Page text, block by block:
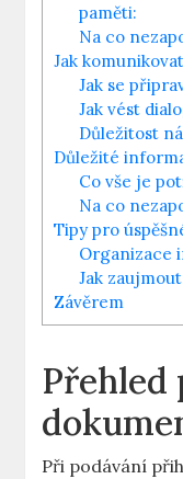
⁣paměti:
Na co
Jak
Jak se
Jak​ vést
Důležitost
Důležité
Co vše je
Na co
Tipy​ pro‍
Organizace
Jak​
Závěrem
Přehled
Při⁣ podávání